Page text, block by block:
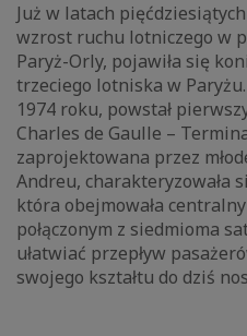
Już w latach
wzrost ruchu lotniczego w
Paryż-Orly, pojawiła się
trzeciego lotniska w
1974 roku, powstał
Charles de Gaulle –
zaprojektowana przez
Andreu, charakteryzowała
która obejmowała
połączonym z siedmioma
ułatwiać przepływ
swojego kształtu do dziś